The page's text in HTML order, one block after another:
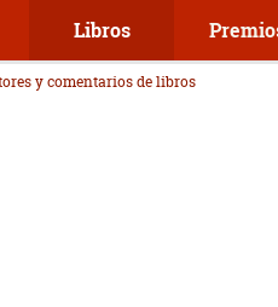
Libros
y comentarios de libros